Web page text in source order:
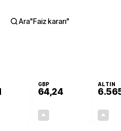
Ara"Faiz kararı"
GBP
64,24
ALTIN